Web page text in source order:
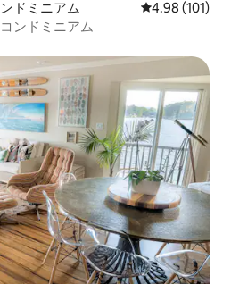
ドミニアム レビュー101
4.98 (101)
ンドミニアム
す。